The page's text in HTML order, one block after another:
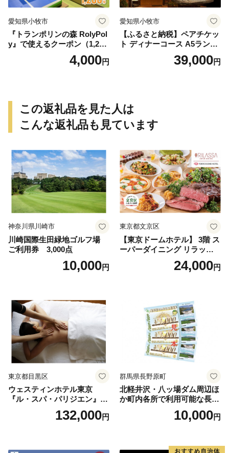
愛知県小牧市
『トランポリンの森 RolyPol
y』で使えるクーポン（1,200
4,000円
愛知県小牧市
【ふるさと納税】ペアチケッ
ト ディナーコース A5ランク
飛騨牛 コース 記念日 お誕生
日 特別な日 完全個室 ノンア
県 小牧市 送料無料
39,000円
この返礼品を見た人は
こんな返礼品も見ています
神奈川県川崎市
川崎国際生田緑地ゴルフ場
ご利用券 3,000点
10,000円
東京都文京区
【東京ドームホテル】 3階 ス
ーパーダイニング リラッサ
ランチブッフェ お食事券 大
人1名様分 関東 東京 ご利用
24,000円
東京都目黒区
ウェスティンホテル東京
『ル・スパ・パリジエン』選
べるボディセラピー90分/1名
132,000円
群馬県長野原町
北軽井沢・八ッ場ダム周辺ほ
か町内各所で利用可能な長野
原町ふるさと感謝券（3,000
円分）【トラベル 観光 旅行
10,000円